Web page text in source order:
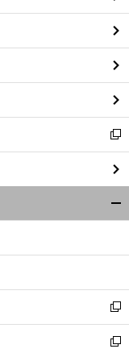
ウ
ィ
ン
ド
ウ
で
開
く
新
し
い
ウ
ィ
ン
ウ
開
く
新
し
い
新